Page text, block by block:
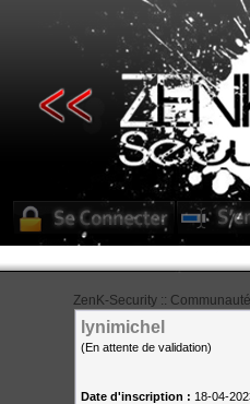
ZenK-Security ::
lynimichel
(En attente de validation)
Date d'inscription : 18-04-